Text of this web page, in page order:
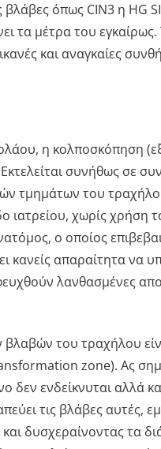
βλάβες όπως CIN3 η HG
τα μέτρα του
και αναγκαίες
η κολποσκόπηση
συνήθως σε
τμημάτων του
χωρίς χρήση
ο οποίος
κανείς απαραίτητα να
λανθασμένες
του τραχήλου
zone). Aς
ενδείκνυται αλλά
τις βλάβες αυτές,
δυσχεραίνοντας τα